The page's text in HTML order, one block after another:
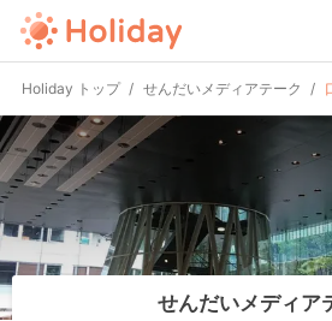
Holiday トップ せんだいメディアテーク
せんだいメディア